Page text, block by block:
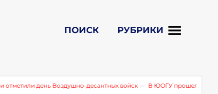
ПОИСК РУБРИКИ
Воздушно-десантных войск—В ЮОГУ прошел круглый стол по